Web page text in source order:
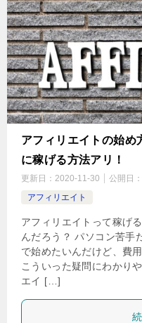
アフィリエイトの始め
に稼げる方法アリ！
更新日： 2020-11-30 公開日：
アフィリエイト
アフィリエイトって稼げ
んだろう？ パソコン苦手
で始めたいんだけど、費
こういった疑問にわかり
エイ […]